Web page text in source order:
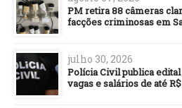
PM retira 88 câmeras
facções criminosas em
julho 30, 2026
Polícia Civil publica
vagas e salários de até